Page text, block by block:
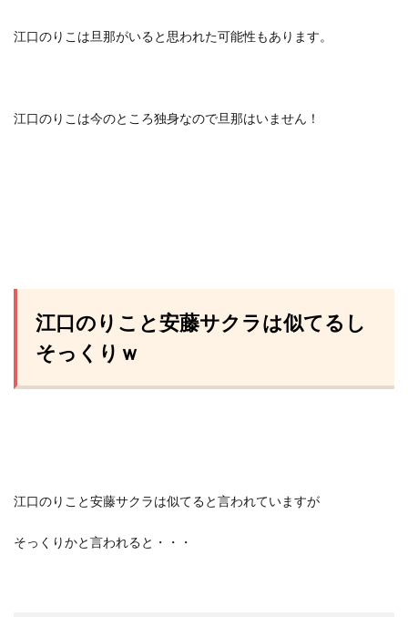
江口のりこは旦那がいると思われた可能性もあります。
江口のりこは今のところ独身なので旦那はいません！
江口のりこと安藤サクラは似てるし
そっくりｗ
江口のりこと安藤サクラは似てると言われていますが
そっくりかと言われると・・・